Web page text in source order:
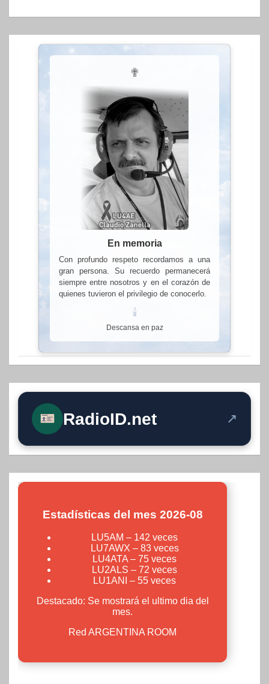
✟
En memoria
Con profundo respeto recordamos a una
gran persona. Su recuerdo permanecerá
siempre entre nosotros y en el corazón de
quienes tuvieron el privilegio de conocerlo.
🕯
Descansa en paz
RadioID.net ↗